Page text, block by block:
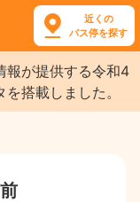
近くの
バス停を探す
報が提供する令和4
搭載しました。